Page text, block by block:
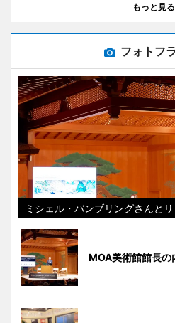
もっと見る
フォトフ
ミシェル・バンブリングさんと
MOA美術館館長の